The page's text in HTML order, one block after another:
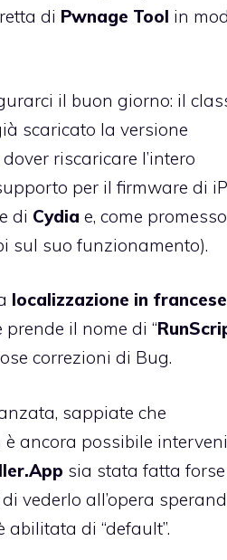
di Pwnage Tool in
il buon giorno: il
scaricato la versione
riscaricare l’intero
per il firmware di
di Cydia e, come
sul suo funzionamento).
localizzazione in
il nome di “
correzioni di Bug.
sappiate che
ancora possibile
sia stata fatta
vederlo all’opera
abilitata di “default”.